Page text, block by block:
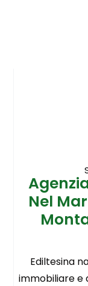
Nel
Ediltesina
immobiliare e